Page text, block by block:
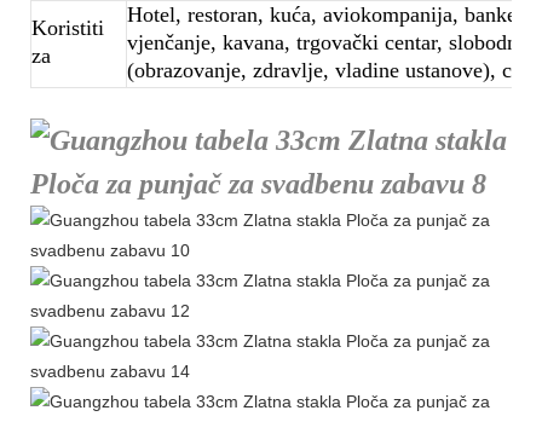
Koristiti
za
Hotel, restoran, kuća, aviokompanija,
vjenčanje, kavana, trgovački centar, slobodno
(obrazovanje, zdravlje, vladine ustanove),